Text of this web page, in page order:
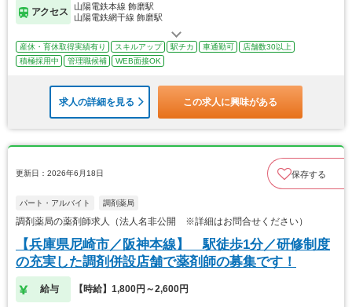
アクセス
山陽電鉄本線 飾磨駅
山陽電鉄網干線 飾磨駅
産休・育休取得実績有り スキルアップ 駅チカ 車通勤可
店舗数30以上
積極採用中
管理職候補 WEB面接OK
求人の詳細を見る この求人に興味がある
更新日：2026年6月18日 保存する
パート・アルバイト 調剤薬局
調剤薬局の薬剤師求人（法人名非公開 ※詳細はお問合せください）
【兵庫県尼崎市／阪神本線】 駅徒歩1分／研修制度
の充実した調剤併設店舗で薬剤師の募集です！
給与 【時給】1,800円～2,600円